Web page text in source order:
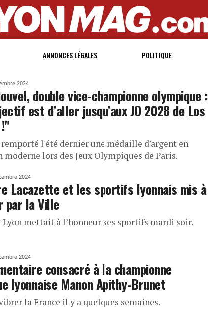
ANNONCES LÉGALES POLITIQUE
2024
double vice-championne olympique :
est d’aller jusqu’aux JO 2028 de Los
l'été dernier une médaille d'argent en
moderne lors des Jeux Olympiques de Paris.
2024
Lacazette et les sportifs lyonnais mis à
par la Ville
Lyon mettait à l’honneur ses sportifs mardi soir.
2024
consacré à la championne
lyonnaise Manon Apithy-Brunet
la France il y a quelques semaines.